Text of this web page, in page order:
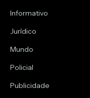
Informativo
Jurídico
Mundo
Policial
Publicidade